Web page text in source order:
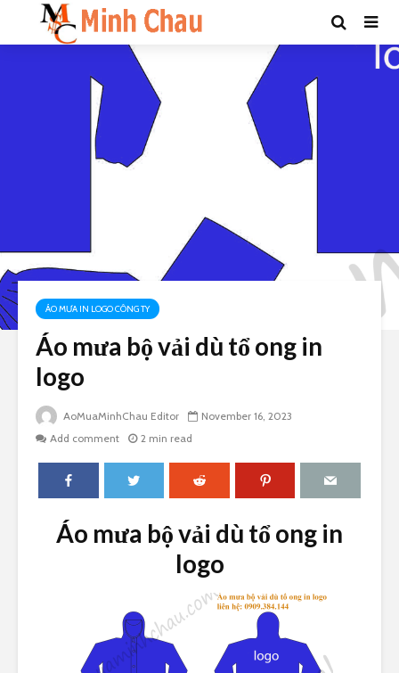
ÁO MƯA IN LOGO CÔNG TY
Áo mưa bộ vải dù tổ ong in
logo
AoMuaMinhChau Editor
November 16, 2023
Add comment
2 min read
Áo mưa bộ vải dù tổ ong in
logo